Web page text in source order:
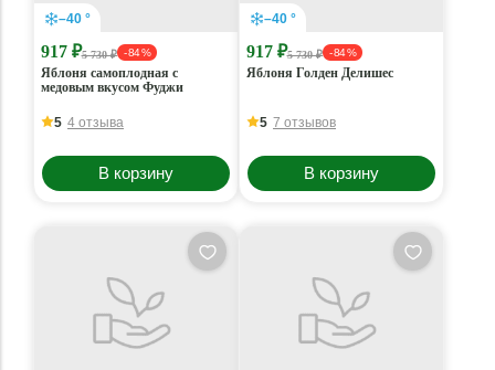
–40 °
917 ₽5 730 ₽ - 84 %
Яблоня самоплодная с
медовым вкусом Фуджи
5 4 отзыва
В корзину
–40 °
917 ₽5 730 ₽ - 84 %
Яблоня Голден Делишес
5 7 отзывов
В корзину